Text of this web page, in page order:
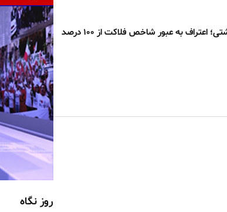
هشدار درباره انفجار معیشتی؛ اعتراف به عبور شاخص فلاکت از ۱۰۰ درصد
روز نگاه